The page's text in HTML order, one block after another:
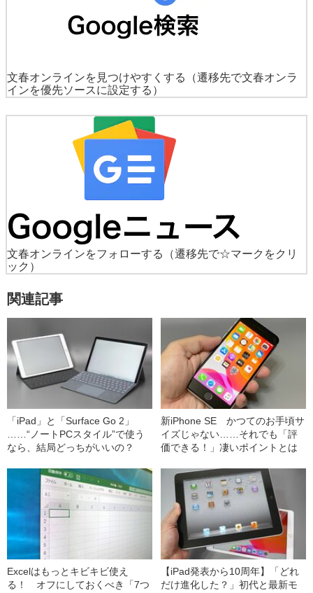
文春オンラインを見つけやすくする
（遷移先で文春オンラ
インを優先ソースに設定する）
文春オンラインをフォローする
（遷移先で☆マークをクリ
ック）
関連記事
「iPad」と「Surface Go 2」
……“ノートPCスタイル”で使う
なら、結局どっちがいいの？
新iPhone SE かつてのお手頃サ
イズじゃない……それでも「評
価できる！」凄いポイントとは
Excelはもっとキビキビ使え
る！ オフにしておくべき「7つ
【iPad発表から10周年】「どれ
だけ進化した？」初代と最新モ